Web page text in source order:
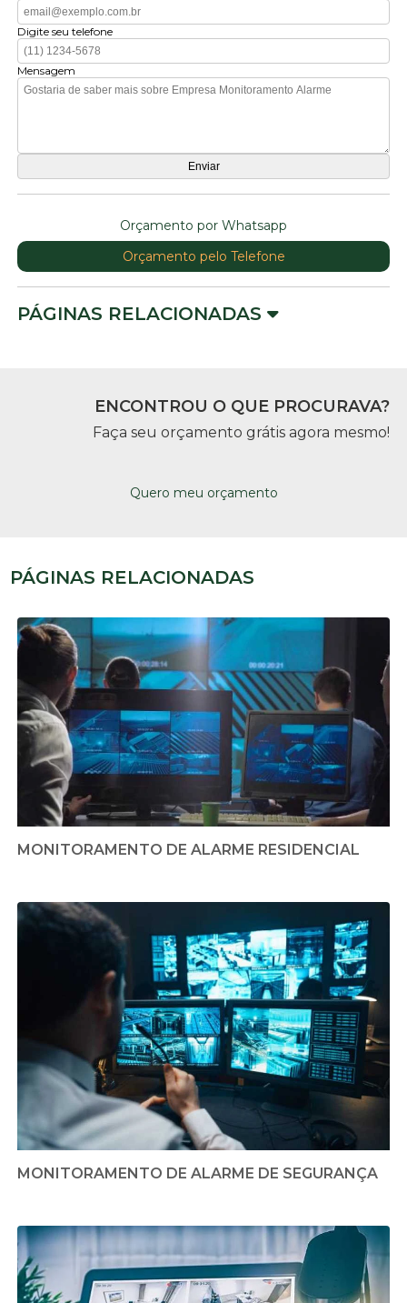
Digite seu telefone
Mensagem
Orçamento por Whatsapp
Orçamento pelo Telefone
PÁGINAS RELACIONADAS
ENCONTROU O QUE PROCURAVA?
Faça seu orçamento grátis agora mesmo!
Quero meu orçamento
PÁGINAS RELACIONADAS
MONITORAMENTO DE ALARME RESIDENCIAL
MONITORAMENTO DE ALARME DE SEGURANÇA